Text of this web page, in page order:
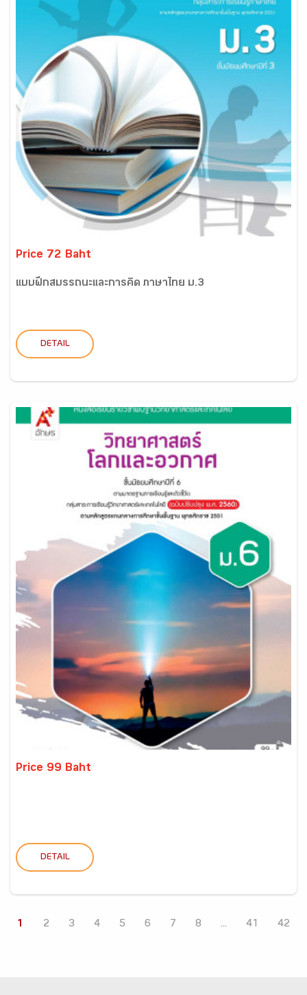
Price 72 Baht
แบบฝึกสมรรถนะและการคิด ภาษาไทย ม.3
DETAIL
Price 99 Baht
DETAIL
1 2 3 4 5 6 7 8 ... 41 42